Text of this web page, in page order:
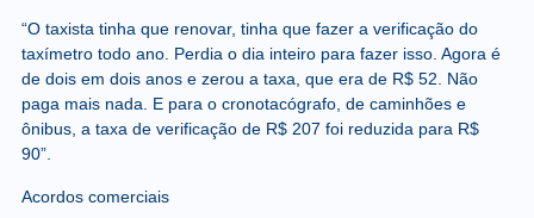
“O taxista tinha que renovar, tinha que fazer a verificação do
taxímetro todo ano. Perdia o dia inteiro para fazer isso. Agora é
de dois em dois anos e zerou a taxa, que era de R$ 52. Não
paga mais nada. E para o cronotacógrafo, de caminhões e
ônibus, a taxa de verificação de R$ 207 foi reduzida para R$
90”.
Acordos comerciais